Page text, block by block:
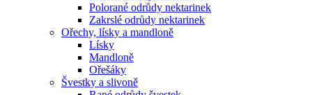
Polorané odrůdy nektarinek
Zakrslé odrůdy nektarinek
Ořechy, lísky a mandloně
Lísky
Mandloně
Ořešáky
Švestky a slivoně